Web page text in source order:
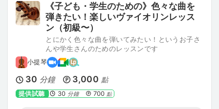
《子ども・学生のための》色々な曲を
弾きたい！楽しいヴァイオリンレッス
ン（初級〜）
とにかく色々な曲を弾いてみたい！というお子さ
んや学生さんのためのレッスンです
小提琴
30 分鐘 3,000 點
提供試聽 30 分鐘 700 點